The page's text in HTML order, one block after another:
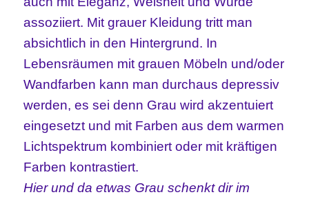
assoziiert. Mit grauer Kleidung tritt man
absichtlich in den Hintergrund. In
Lebensräumen mit grauen Möbeln und/oder
Wandfarben kann man durchaus depressiv
werden, es sei denn Grau wird akzentuiert
eingesetzt und mit Farben aus dem warmen
Lichtspektrum kombiniert oder mit kräftigen
Farben kontrastiert.
Hier und da etwas Grau schenkt dir im